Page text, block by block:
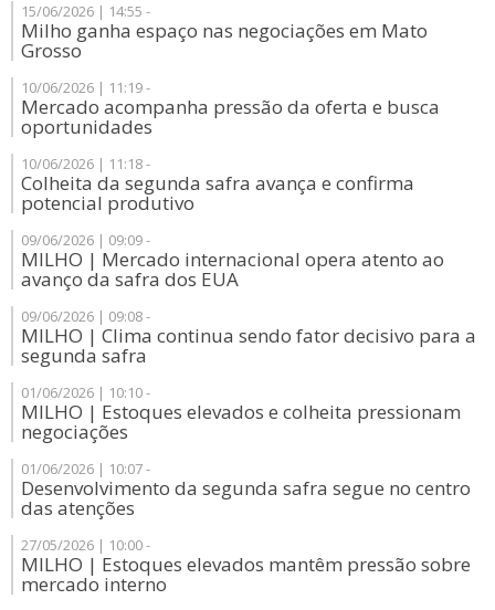
15/06/2026 | 14:55 -
Milho ganha espaço nas negociações em Mato
Grosso
10/06/2026 | 11:19 -
Mercado acompanha pressão da oferta e busca
oportunidades
10/06/2026 | 11:18 -
Colheita da segunda safra avança e confirma
potencial produtivo
09/06/2026 | 09:09 -
MILHO | Mercado internacional opera atento ao
avanço da safra dos EUA
09/06/2026 | 09:08 -
MILHO | Clima continua sendo fator decisivo para a
segunda safra
01/06/2026 | 10:10 -
MILHO | Estoques elevados e colheita pressionam
negociações
01/06/2026 | 10:07 -
Desenvolvimento da segunda safra segue no centro
das atenções
27/05/2026 | 10:00 -
MILHO | Estoques elevados mantêm pressão sobre
mercado interno